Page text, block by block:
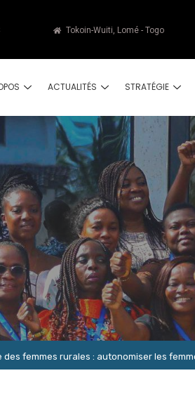
Tokoin-Wuiti, Lomé - Togo
ACTUALITÉS STRATÉGIE
femmes rurales : autonomiser les